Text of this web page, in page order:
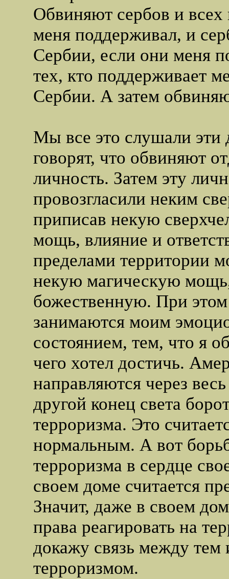
Обвиняют сербов и всех
меня поддерживал, и
Сербии, если они меня
тех, кто поддерживает
Сербии. А затем
Мы все это слушали эти
говорят, что обвиняют
личность. Затем эту
провозгласили неким
приписав некую
мощь, влияние и
пределами территории
некую магическую
божественную. При
занимаются моим
состоянием, тем, что я
чего хотел достичь.
направляются через
другой конец света
терроризма. Это
нормальным. А вот
терроризма в сердце
своем доме считается
Значит, даже в своем
права реагировать на
докажу связь между тем
терроризмом.